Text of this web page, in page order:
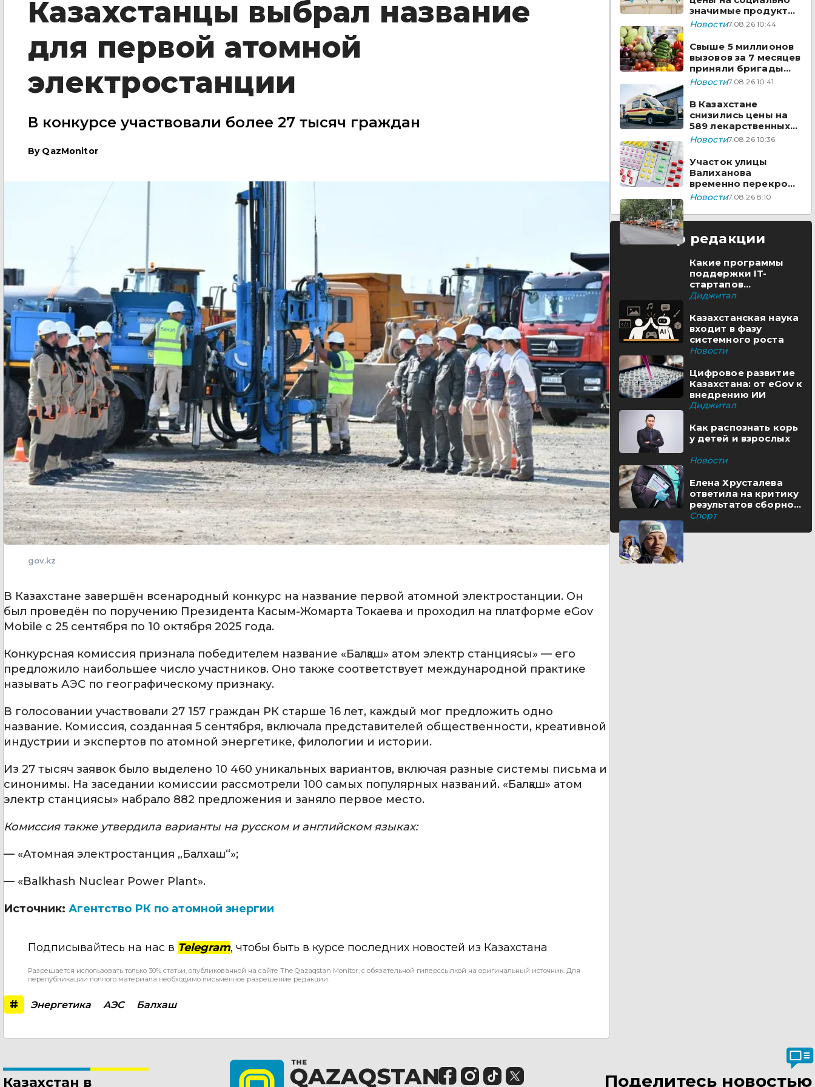
Казахстанцы выбрал название
для первой атомной
электростанции
В конкурсе участвовали более 27 тысяч граждан
By QazMonitor
gov.kz
В Казахстане завершён всенародный конкурс на название первой атомной электростанции. Он
был проведён по поручению Президента Касым-Жомарта Токаева и проходил на платформе eGov
Mobile с 25 сентября по 10 октября 2025 года.
Конкурсная комиссия признала победителем название «Балқаш» атом электр станциясы» — его
предложило наибольшее число участников. Оно также соответствует международной практике
называть АЭС по географическому признаку.
В голосовании участвовали 27 157 граждан РК старше 16 лет, каждый мог предложить одно
название. Комиссия, созданная 5 сентября, включала представителей общественности, креативной
индустрии и экспертов по атомной энергетике, филологии и истории.
Из 27 тысяч заявок было выделено 10 460 уникальных вариантов, включая разные системы письма и
синонимы. На заседании комиссии рассмотрели 100 самых популярных названий. «Балқаш» атом
электр станциясы» набрало 882 предложения и заняло первое место.
Комиссия также утвердила варианты на русском и английском языках:
— «Атомная электростанция „Балхаш“»;
— «Balkhash Nuclear Power Plant».
Источник: Агентство РК по атомной энергии
Подписывайтесь на нас в Telegram, чтобы быть в курсе последних новостей из Казахстана
Разрешается использовать только 30% статьи, опубликованной на сайте The Qazaqstan Monitor, с обязательной гиперссылкой на оригинальный источник. Для
перепубликации полного материала необходимо письменное разрешение редакции.
# Энергетика АЭС Балхаш
значимые продукты
за неделю
Новости7.08.26 10:44
Свыше 5 миллионов
вызовов за 7 месяцев
приняли бригады
скорой помощи
Новости7.08.26 10:41
В Казахстане
снизились цены на
589 лекарственных
препаратов
Новости7.08.26 10:36
Участок улицы
Валиханова
временно перекроют
в Астане
Новости7.08.26 8:10
Выбор редакции
Какие программы
поддержки IT-
стартапов
реализуются в
Диджитал
Казахстанская наука
входит в фазу
системного роста
Новости
Цифровое развитие
Казахстана: от eGov к
внедрению ИИ
Диджитал
Как распознать корь
у детей и взрослых
Новости
Елена Хрусталева
ответила на критику
результатов сборной
Казахстана
Спорт
Казахстан в Поделитесь новостью